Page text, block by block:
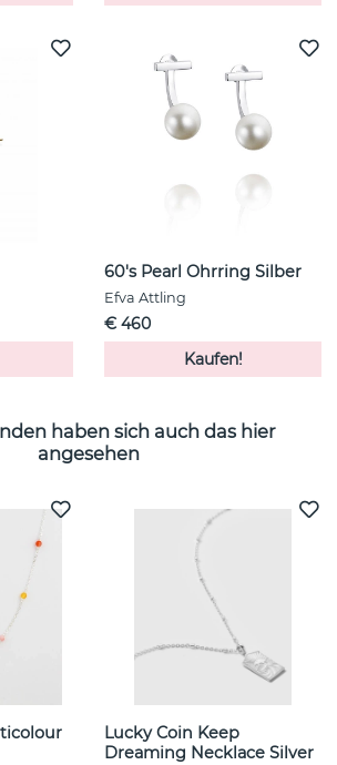
60's Pearl Ohrring Silber
Efva Attling
€ 460
Kaufen!
haben sich auch das hier
angesehen
Lucky Coin Keep
Dreaming Necklace Silver